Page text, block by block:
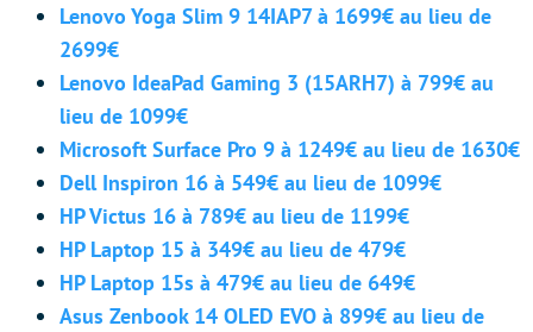
Lenovo Yoga Slim 9 14IAP7 à 1699€ au lieu de
2699€
Lenovo IdeaPad Gaming 3 (15ARH7) à 799€ au
lieu de 1099€
Microsoft Surface Pro 9 à 1249€ au lieu de 1630€
Dell Inspiron 16 à 549€ au lieu de 1099€
HP Victus 16 à 789€ au lieu de 1199€
HP Laptop 15 à 349€ au lieu de 479€
HP Laptop 15s à 479€ au lieu de 649€
Asus Zenbook 14 OLED EVO à 899€ au lieu de